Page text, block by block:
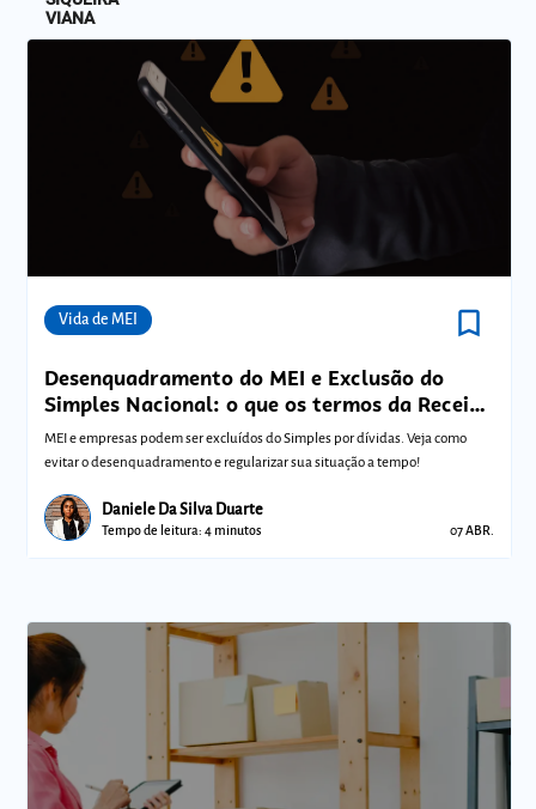
Vida de MEI bookmark_border
Desenquadramento do MEI e Exclusão do
Simples Nacional: o que os termos da Receita
Federal significam para sua empresa?
MEI e empresas podem ser excluídos do Simples por dívidas. Veja como
evitar o desenquadramento e regularizar sua situação a tempo!
Daniele Da Silva Duarte
Tempo de leitura: 4 minutos 07 ABR.